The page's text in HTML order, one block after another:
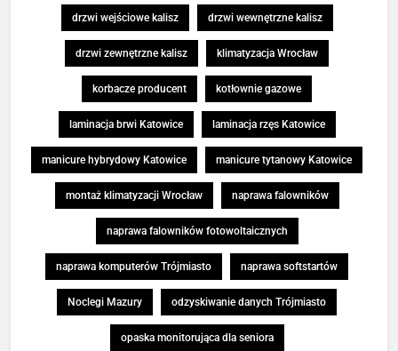
drzwi wejściowe kalisz drzwi wewnętrzne kalisz
drzwi zewnętrzne kalisz klimatyzacja Wrocław
korbacze producent kotłownie gazowe
laminacja brwi Katowice laminacja rzęs Katowice
manicure hybrydowy Katowice manicure tytanowy Katowice
montaż klimatyzacji Wrocław naprawa falowników
naprawa falowników fotowoltaicznych
naprawa komputerów Trójmiasto naprawa softstartów
Noclegi Mazury odzyskiwanie danych Trójmiasto
opaska monitorująca dla seniora